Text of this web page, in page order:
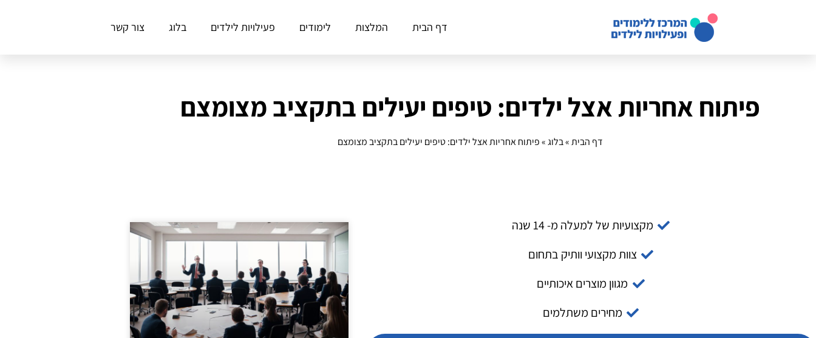
דף הבית המלצות לימודים פעילויות לילדים בלוג צור קשר
פיתוח אחריות אצל ילדים: טיפים יעילים בתקציב מצומצם
דף הבית»בלוג»פיתוח אחריות אצל ילדים: טיפים יעילים בתקציב מצומצם
מקצועיות של למעלה מ- 14 שנה
צוות מקצועי וותיק בתחום
מגוון מוצרים איכותיים
מחירים משתלמים